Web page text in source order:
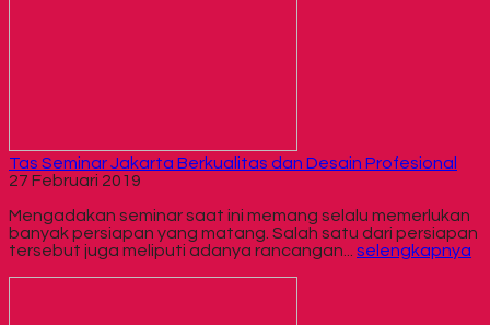
Tas Seminar Jakarta Berkualitas dan Desain Profesional
27 Februari 2019
Mengadakan seminar saat ini memang selalu memerlukan
banyak persiapan yang matang. Salah satu dari persiapan
tersebut juga meliputi adanya rancangan... selengkapnya